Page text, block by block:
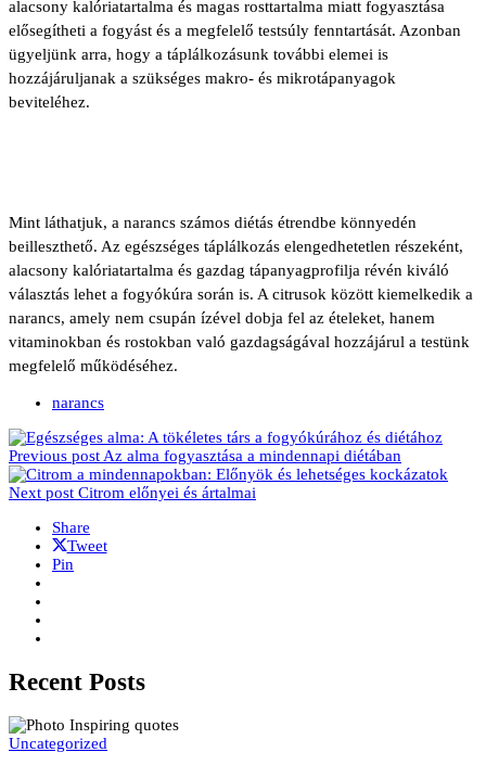
alacsony kalóriatartalma és magas rosttartalma miatt fogyasztása
elősegítheti a fogyást és a megfelelő testsúly fenntartását. Azonban
ügyeljünk arra, hogy a táplálkozásunk további elemei is
hozzájáruljanak a szükséges makro- és mikrotápanyagok
beviteléhez.
Mint láthatjuk, a narancs számos diétás étrendbe könnyedén
beilleszthető. Az egészséges táplálkozás elengedhetetlen részeként,
alacsony kalóriatartalma és gazdag tápanyagprofilja révén kiváló
választás lehet a fogyókúra során is. A citrusok között kiemelkedik a
narancs, amely nem csupán ízével dobja fel az ételeket, hanem
vitaminokban és rostokban való gazdagságával hozzájárul a testünk
megfelelő működéséhez.
narancs
Previous post Az alma fogyasztása a mindennapi diétában
Next post Citrom előnyei és ártalmai
Share
Tweet
Pin
Recent Posts
Uncategorized